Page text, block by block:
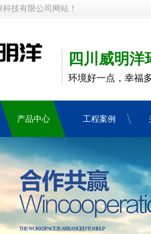
技有限公司网站！
四川威明
环境好一点，幸福
产品中心 工程案例